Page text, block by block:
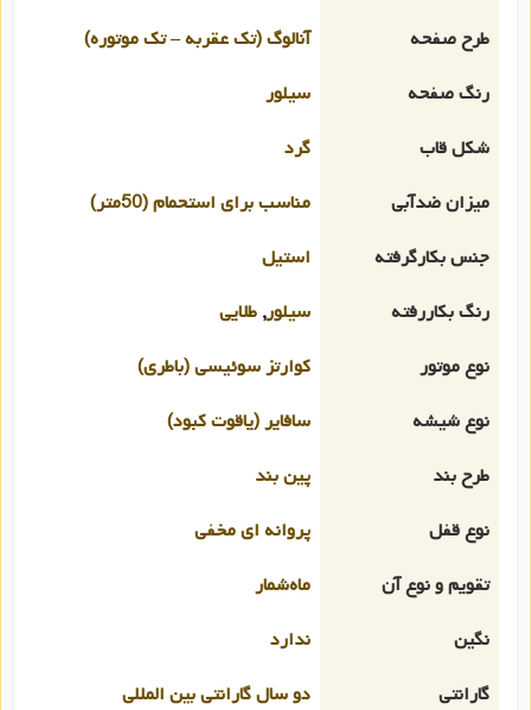
طرح صفحه
آنالوگ (تک عقربه – تک موتوره)
رنگ صفحه
سیلور
شکل قاب
گرد
میزان ضدآبی
مناسب برای استحمام (50متر)
جنس بکارگرفته
استیل
رنگ بکاررفته
سیلور, طلایی
نوع موتور
کوارتز سوئیسی (باطری)
نوع شیشه
سافایر (یاقوت کبود)
طرح بند
پین بند
نوع قفل
پروانه ای مخفی
تقویم و نوع آن
ماه‌شمار
نگین
ندارد
گارانتی
دو سال گارانتی بین المللی